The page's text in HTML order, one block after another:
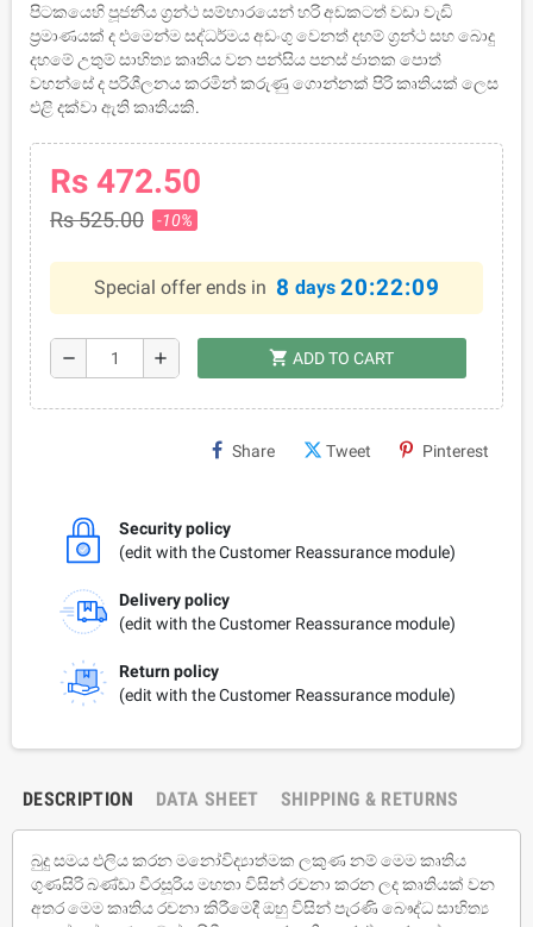
පිටකයෙහි පූජනීය ග්‍රන්ථ සම්භාරයෙන් හරි අඩකටත් වඩා වැඩි
ප්‍රමාණයක් ද එමෙන්ම සද්ධර්මය අඩංගු වෙනත් දහම් ග්‍රන්ථ සහ බොදු
දහමේ උතුම් සාහිත්‍ය කෘතිය වන පන්සිය පනස් ජාතක පොත්
වහන්සේ ද පරිශීලනය කරමින් කරුණු ගොන්නක් පිරි කෘතියක් ලෙස
එළි දක්වා ඇති කෘතියකි.
Rs 472.50
Rs 525.00 -10%
Special offer ends in 8 days 20:22:09
remove add shopping_cart ADD TO CART
Share Tweet Pinterest
Security policy
(edit with the Customer Reassurance module)
Delivery policy
(edit with the Customer Reassurance module)
Return policy
(edit with the Customer Reassurance module)
DESCRIPTION DATA SHEET SHIPPING & RETURNS
බුදු සමය එලිය කරන මනෝවිද්‍යාත්මක ලකුණ නම් මෙම කෘතිය
ගුණසිරි බණ්ඩා වීරසූරිය මහතා විසින් රචනා කරන ලද කෘතියක් වන
අතර මෙම කෘතිය රචනා කිරීමෙදී ඔහු විසින් පැරණි බෞද්ධ සාහිත්‍ය